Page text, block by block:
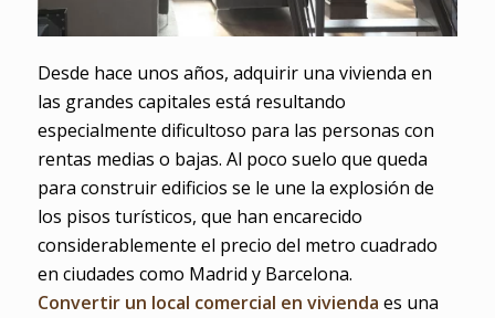
Desde hace unos años, adquirir una vivienda en
las grandes capitales está resultando
especialmente dificultoso para las personas con
rentas medias o bajas. Al poco suelo que queda
para construir edificios se le une la explosión de
los pisos turísticos, que han encarecido
considerablemente el precio del metro cuadrado
en ciudades como Madrid y Barcelona.
Convertir un local comercial en vivienda es una